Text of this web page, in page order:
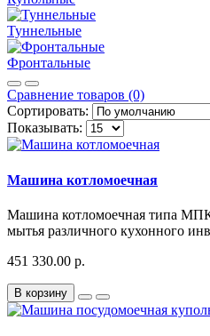
Туннельные
Фронтальные
Сравнение товаров (0)
Сортировать:
Показывать:
Машина котломоечная
Машина котломоечная типа
мытья различного кухонного
451 330.00 р.
В корзину